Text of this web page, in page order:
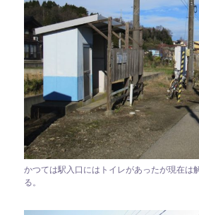
かつては駅入口にはトイレがあったが現在は
る。